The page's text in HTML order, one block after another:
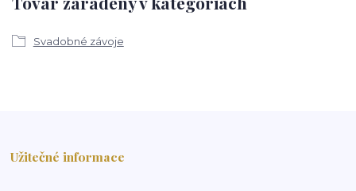
Svadobné závoje
Užitečné informace